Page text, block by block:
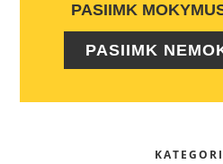
PASIIMK
PASIIMK